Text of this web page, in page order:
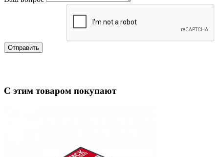
Отправить
С этим товаром покупают